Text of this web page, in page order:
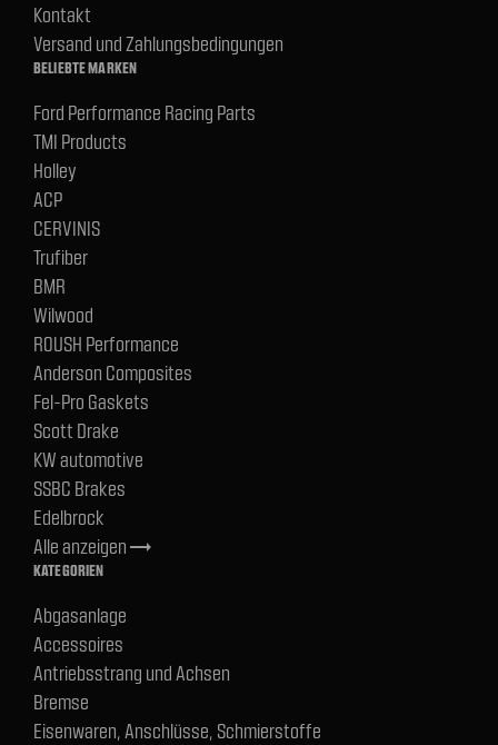
Kontakt
Versand und Zahlungsbedingungen
BELIEBTE MARKEN
Ford Performance Racing Parts
TMI Products
Holley
ACP
CERVINIS
Trufiber
BMR
Wilwood
ROUSH Performance
Anderson Composites
Fel-Pro Gaskets
Scott Drake
KW automotive
SSBC Brakes
Edelbrock
Alle anzeigentrending_flat
KATEGORIEN
Abgasanlage
Accessoires
Antriebsstrang und Achsen
Bremse
Eisenwaren, Anschlüsse, Schmierstoffe